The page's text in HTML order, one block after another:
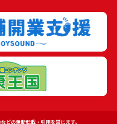
どの無断転載・引用を禁じます。